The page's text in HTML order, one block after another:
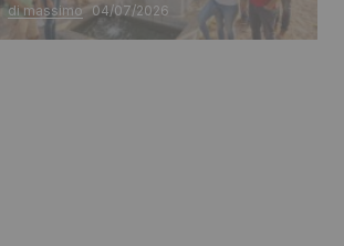
di massimo 04/07/2026